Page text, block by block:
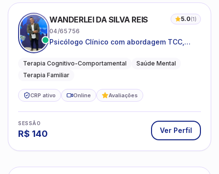
WANDERLEI DA SILVA REIS 5.0(1)
04/65756
Psicólogo Clínico com abordagem TCC,
sistêmica
Terapia Cognitivo-Comportamental
Saúde Mental
Terapia Familiar
CRP ativo Online Avaliações
SESSÃO
R$ 140 Ver Perfil